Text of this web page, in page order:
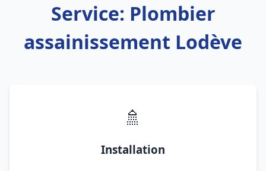
Service: Plombier
assainissement Lodève
🚿
Installation